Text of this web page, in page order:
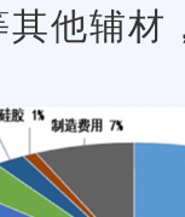
他辅材